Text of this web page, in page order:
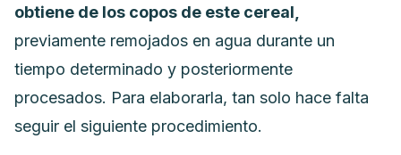
obtiene de los copos de este cereal,
previamente remojados en agua durante un
tiempo determinado y posteriormente
procesados. Para elaborarla, tan solo hace falta
seguir el siguiente procedimiento.